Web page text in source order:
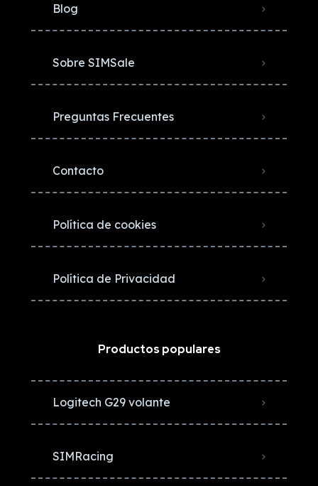
Blog
Sobre SIMSale
Preguntas Frecuentes
Contacto
Política de cookies
Política de Privacidad
Productos populares
Logitech G29 volante
SIMRacing